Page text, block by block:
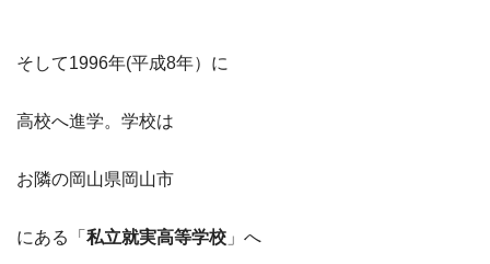
そして1996年(平成8年）に
高校へ進学。学校は
お隣の岡山県岡山市
にある「 私立就実高等学校 」へ